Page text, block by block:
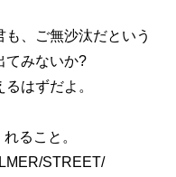
、ご無沙汰だという
てみないか?
はずだよ。
ること。
STREET/